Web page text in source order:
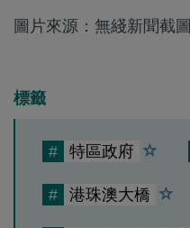
圖片來源：無綫新聞截圖
標籤
# 特區政府
# 港珠澳大橋